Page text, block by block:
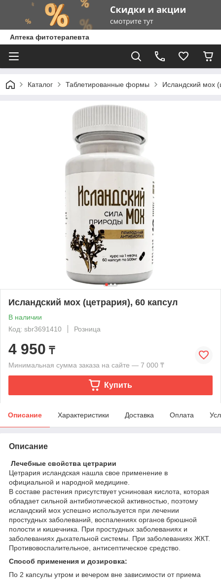
Аптека фитотерапевта
Каталог Таблетированные формы Исландский мох
Исландский мох (цетрария), 60 капсул
В наличии
Код: sbr3691410
Розница
4 950 ₸
Минимальная сумма заказа на сайте — 7 000 ₸
Купить
Описание Характеристики Доставка Оплата
Описание
Лечебные свойства цетрарии
Цетрария исландская нашла свое применение в
официальной и народной медицине.
В составе растения присутствует усниновая кислота, которая
обладает сильной антибиотической активностью, поэтому
исландский мох успешно используется при лечении
простудных заболеваний, воспалениях органов брюшной
полости и кишечника. При простудных заболеваниях и
заболеваниях дыхательной системы. При заболеваниях ЖКТ.
Противовоспалительное, антисептическое средство.
Способ применения и дозировка:
По 2 капсулы утром и вечером вне зависимости от приема